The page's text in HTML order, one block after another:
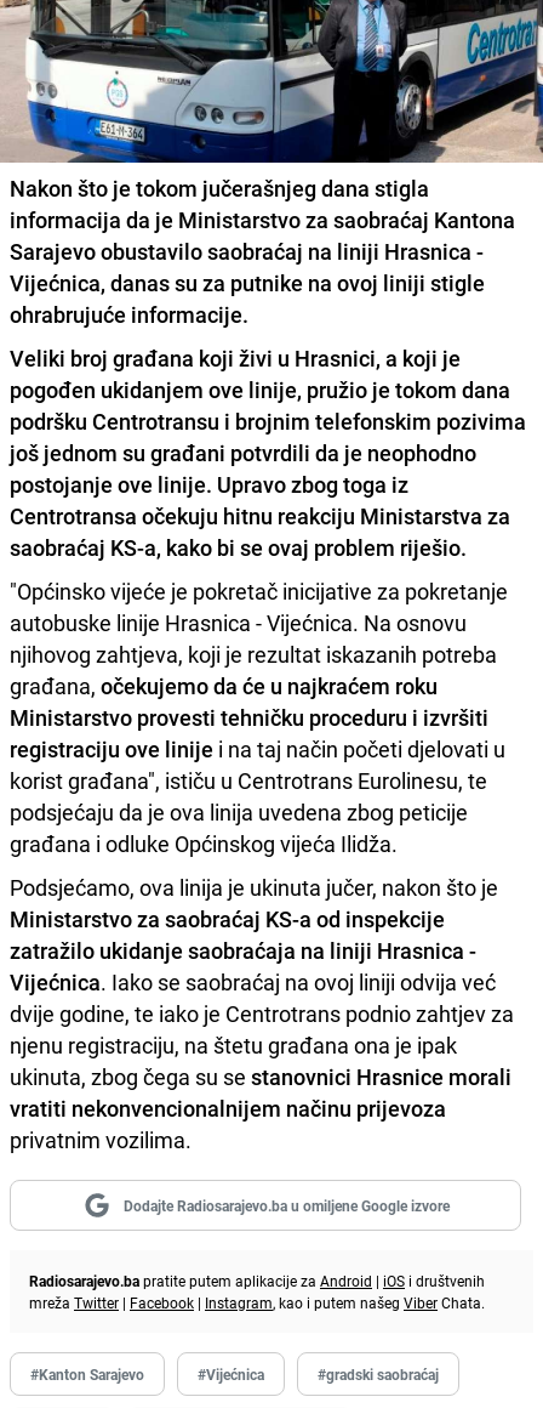
Nakon što je tokom jučerašnjeg dana stigla
informacija da je Ministarstvo za saobraćaj Kantona
Sarajevo obustavilo saobraćaj na liniji Hrasnica -
Vijećnica, danas su za putnike na ovoj liniji stigle
ohrabrujuće informacije.
Veliki broj građana koji živi u Hrasnici, a koji je
pogođen ukidanjem ove linije, pružio je tokom dana
podršku Centrotransu i brojnim telefonskim pozivima
još jednom su građani potvrdili da je neophodno
postojanje ove linije. Upravo zbog toga iz
Centrotransa očekuju hitnu reakciju Ministarstva za
saobraćaj KS-a, kako bi se ovaj problem riješio.
"Općinsko vijeće je pokretač inicijative za pokretanje
autobuske linije Hrasnica - Vijećnica. Na osnovu
njihovog zahtjeva, koji je rezultat iskazanih potreba
građana, očekujemo da će u najkraćem roku
Ministarstvo provesti tehničku proceduru i izvršiti
registraciju ove linije i na taj način početi djelovati u
korist građana", ističu u Centrotrans Eurolinesu, te
podsjećaju da je ova linija uvedena zbog peticije
građana i odluke Općinskog vijeća Ilidža.
Podsjećamo, ova linija je ukinuta jučer, nakon što je
Ministarstvo za saobraćaj KS-a od inspekcije
zatražilo ukidanje saobraćaja na liniji Hrasnica -
Vijećnica. Iako se saobraćaj na ovoj liniji odvija već
dvije godine, te iako je Centrotrans podnio zahtjev za
njenu registraciju, na štetu građana ona je ipak
ukinuta, zbog čega su se stanovnici Hrasnice morali
vratiti nekonvencionalnijem načinu prijevoza
privatnim vozilima.
Dodajte Radiosarajevo.ba u omiljene Google izvore
Radiosarajevo.bapratite putem aplikacije za Android | iOS i društvenih
mreža Twitter | Facebook | Instagram, kao i putem našeg ViberChata.
#Kanton Sarajevo #Vijećnica #gradski saobraćaj